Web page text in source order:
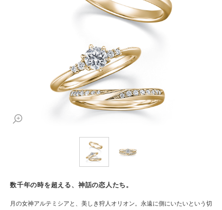
数千年の時を超える、神話の恋人たち。
月の女神アルテミシアと、美しき狩人オリオン。永遠に側にいたいという切